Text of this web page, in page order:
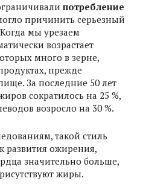
потребление
причинить серьезный
мы урезаем
возрастает
много в зерне,
прежде
За последние 50 лет
сократилось на 25 %,
возросло на 30 %.
такой стиль
развития ожирения,
значительно больше,
жиры.